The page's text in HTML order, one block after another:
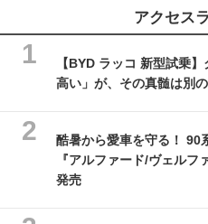
アクセス
【BYD ラッコ 新型試乗
高い」が、その真髄は別
酷暑から愛車を守る！ 90
『アルファード/ヴェルフ
発売